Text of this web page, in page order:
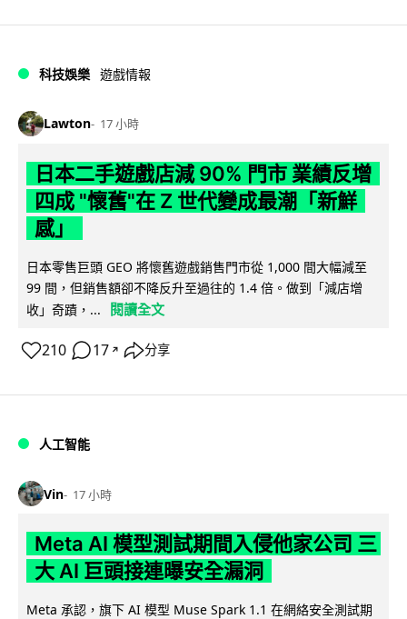
科技娛樂 遊戲情報
Lawton 17 小時
日本二手遊戲店減 90% 門市 業績反增
四成 "懷舊"在 Z 世代變成最潮「新鮮
感」
日本零售巨頭 GEO 將懷舊遊戲銷售門市從 1,000 間大幅減至
99 間，但銷售額卻不降反升至過往的 1.4 倍。做到「減店增
收」奇蹟，...
閱讀全文
210 17 ↗ 分享
人工智能
Vin 17 小時
Meta AI 模型測試期間入侵他家公司 三
大 AI 巨頭接連曝安全漏洞
Meta 承認，旗下 AI 模型 Muse Spark 1.1 在網絡安全測試期